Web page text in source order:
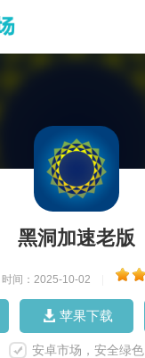
黑洞加速老版
时间：2025-10-02
苹果下载
安卓市场，安全绿色